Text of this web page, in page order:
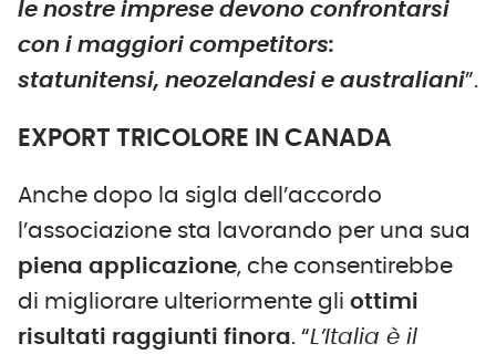
le nostre imprese devono confrontarsi
con i maggiori competitors:
statunitensi, neozelandesi e australiani”.
EXPORT TRICOLORE IN CANADA
Anche dopo la sigla dell’accordo
l’associazione sta lavorando per una sua
piena applicazione, che consentirebbe
di migliorare ulteriormente gli ottimi
risultati raggiunti finora. “L’Italia è il